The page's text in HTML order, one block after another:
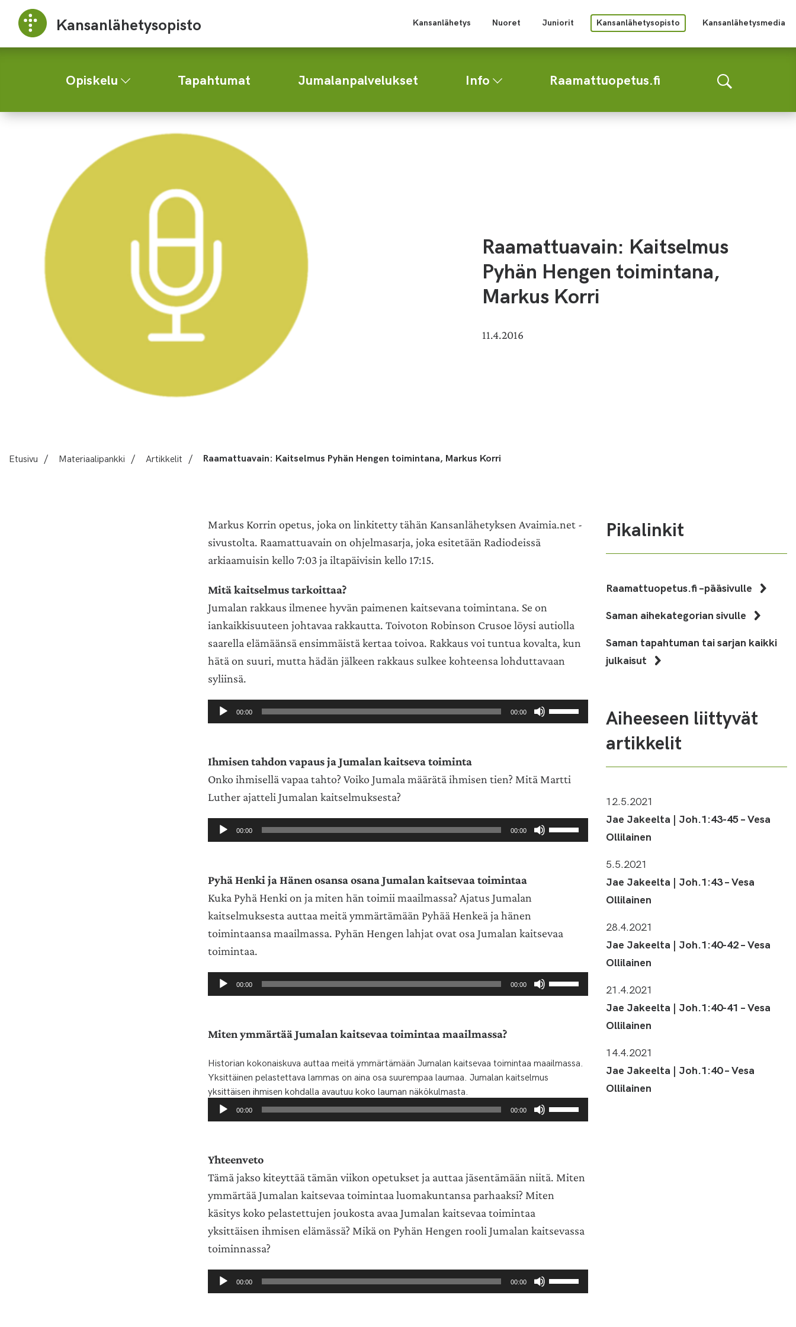
Kansanlähetysopisto Kansanlähetys Nuoret Juniorit Kansanlähetysopisto Kansanlähetysmedia
Opiskelu Tapahtumat Jumalanpalvelukset Info Raamattuopetus.fi
Raamattuavain: Kaitselmus
Pyhän Hengen toimintana,
Markus Korri
11.4.2016
Etusivu / Materiaalipankki / Artikkelit / Raamattuavain: Kaitselmus Pyhän Hengen toimintana, Markus Korri
Markus Korrin opetus, joka on linkitetty tähän Kansanlähetyksen Avaimia.net -
sivustolta. Raamattuavain on ohjelmasarja, joka esitetään Radiodeissä
arkiaamuisin kello 7:03 ja iltapäivisin kello 17:15.
Mitä kaitselmus tarkoittaa?
Jumalan rakkaus ilmenee hyvän paimenen kaitsevana toimintana. Se on
iankaikkisuuteen johtavaa rakkautta. Toivoton Robinson Crusoe löysi autiolla
saarella elämäänsä ensimmäistä kertaa toivoa. Rakkaus voi tuntua kovalta, kun
hätä on suuri, mutta hädän jälkeen rakkaus sulkee kohteensa lohduttavaan
syliinsä.
Äänitoistin00:00 00:00
äänenvoimakkuutta
pienemmäksi.
Ihmisen tahdon vapaus ja Jumalan kaitseva toiminta
Onko ihmisellä vapaa tahto? Voiko Jumala määrätä ihmisen tien? Mitä Martti
Luther ajatteli Jumalan kaitselmuksesta?
Äänitoistin00:00 00:00
Nuolinäppäimillä
äänenvoimakkuutta
pienemmäksi.
Pyhä Henki ja Hänen osansa osana Jumalan kaitsevaa toimintaa
Kuka Pyhä Henki on ja miten hän toimii maailmassa? Ajatus Jumalan
kaitselmuksesta auttaa meitä ymmärtämään Pyhää Henkeä ja hänen
toimintaansa maailmassa. Pyhän Hengen lahjat ovat osa Jumalan kaitsevaa
toimintaa.
Äänitoistin00:00 00:00
äänenvoimakkuutta
suuremmaksi
pienemmäksi.
Miten ymmärtää Jumalan kaitsevaa toimintaa maailmassa?
Historian kokonaiskuva auttaa meitä ymmärtämään Jumalan kaitsevaa toimintaa maailmassa.
Yksittäinen pelastettava lammas on aina osa suurempaa laumaa. Jumalan kaitselmus
yksittäisen ihmisen kohdalla avautuu koko lauman näkökulmasta.
Äänitoistin00:00 00:00
äänenvoimakkuutta
Yhteenveto
Tämä jakso kiteyttää tämän viikon opetukset ja auttaa jäsentämään niitä. Miten
ymmärtää Jumalan kaitsevaa toimintaa luomakuntansa parhaaksi? Miten
käsitys koko pelastettujen joukosta avaa Jumalan kaitsevaa toimintaa
yksittäisen ihmisen elämässä? Mikä on Pyhän Hengen rooli Jumalan kaitsevassa
toiminnassa?
Äänitoistin00:00 00:00
Pikalinkit
Raamattuopetus.fi –pääsivulle
Saman aihekategorian sivulle
Saman tapahtuman tai sarjan kaikki
julkaisut
Aiheeseen liittyvät
artikkelit
12.5.2021
Jae Jakeelta | Joh.1:43-45 – Vesa
Ollilainen
5.5.2021
Jae Jakeelta | Joh.1:43 – Vesa
Ollilainen
28.4.2021
Jae Jakeelta | Joh.1:40-42 – Vesa
Ollilainen
21.4.2021
Jae Jakeelta | Joh.1:40-41 – Vesa
Ollilainen
14.4.2021
Jae Jakeelta | Joh.1:40 – Vesa
Ollilainen